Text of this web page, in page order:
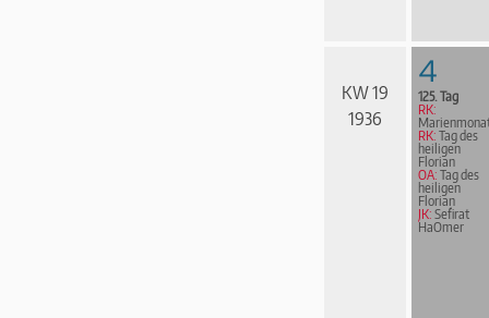
KW 19
1936
4
125. Tag
RK:
RK: Tag des
heiligen
Florian
OA: Tag des
heiligen
Florian
JK: Sefirat
HaOmer